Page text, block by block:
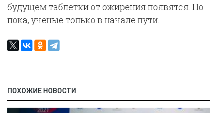
будущем таблетки от ожирения появятся. Но
пока, ученые только в начале пути.
ПОХОЖИЕ НОВОСТИ